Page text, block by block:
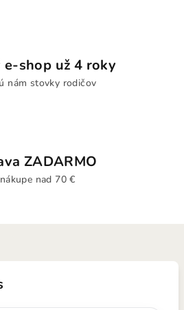
e-shop už 4 roky
nám stovky rodičov
ZADARMO
nad 70 €